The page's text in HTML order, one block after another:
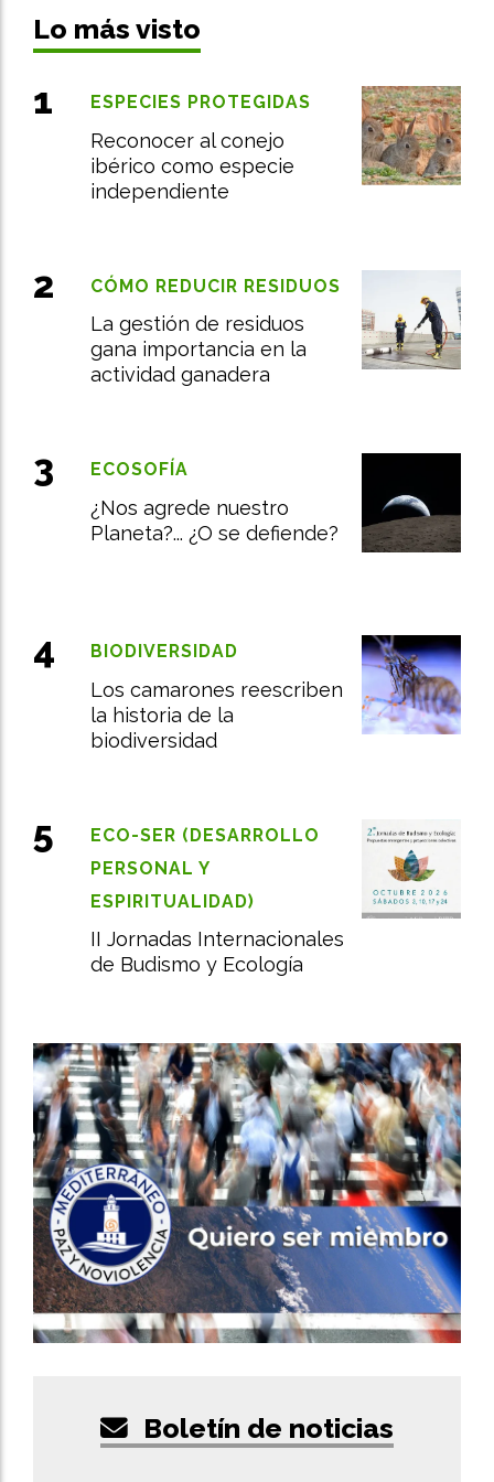
Lo más visto
Reconocer al conejo
ibérico como especie
independiente
ESPECIES PROTEGIDAS
La gestión de residuos
gana importancia en la
actividad ganadera
CÓMO REDUCIR RESIDUOS
¿Nos agrede nuestro
Planeta?... ¿O se defiende?
ECOSOFÍA
Los camarones reescriben
la historia de la
biodiversidad
BIODIVERSIDAD
II Jornadas Internacionales
de Budismo y Ecología
ECO-SER (DESARROLLO
PERSONAL Y
ESPIRITUALIDAD)
Boletín de noticias